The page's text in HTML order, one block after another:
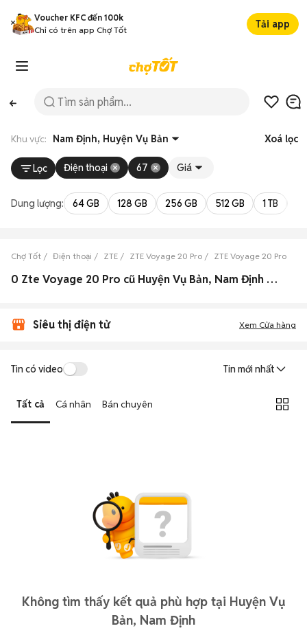
Voucher KFC đến 100k
Chỉ có trên app Chợ Tốt
Tải app
Khu vực: Nam Định, Huyện Vụ Bản Xoá lọc
Lọc Điện thoại 67 Giá
Dung lượng: 64 GB 128 GB 256 GB 512 GB 1 TB
Chợ Tốt Điện thoại ZTE ZTE Voyage 20 Pro ZTE Voyage 20 Pro
0 Zte Voyage 20 Pro cũ Huyện Vụ Bản, Nam Định đẹp
Siêu thị điện tử Xem Cửa hàng
Tin có video Tin mới nhất
Tất cả Cá nhân Bán chuyên
Không tìm thấy kết quả phù hợp tại Huyện Vụ
Bản, Nam Định